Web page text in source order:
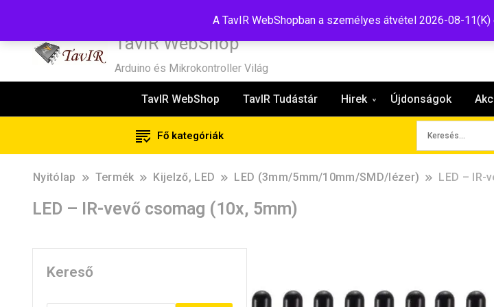
A TavIR WebShopban a személyes átvétel 2026-08-
TavIR WebShop
Arduino és Mikrokontroller Világ
TavIR WebShop TavIR Tudástár Hirek Újdonságok
Fő kategóriák
Nyitólap Termék Kijelző, LED LED (3mm/5mm/10mm/SMD/lézer) LED – IR-
LED – IR-vevő csomag (10x, 5mm)
Kereső